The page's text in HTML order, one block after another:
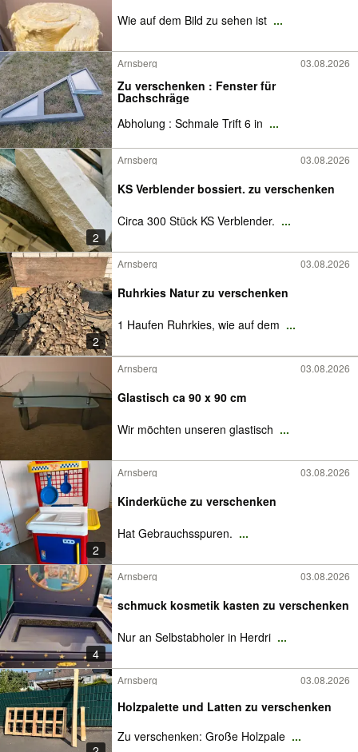
Wie auf dem Bild zu sehen ist ...
Arnsberg 03.08.2026
Zu verschenken : Fenster für
Dachschräge
Abholung : Schmale Trift 6 in ...
2
Arnsberg 03.08.2026
KS Verblender bossiert. zu verschenken
Circa 300 Stück KS Verblender. ...
2
Arnsberg 03.08.2026
Ruhrkies Natur zu verschenken
1 Haufen Ruhrkies, wie auf dem ...
Arnsberg 03.08.2026
Glastisch ca 90 x 90 cm
Wir möchten unseren glastisch ...
2
Arnsberg 03.08.2026
Kinderküche zu verschenken
Hat Gebrauchsspuren. ...
4
Arnsberg 03.08.2026
schmuck kosmetik kasten zu verschenken
Nur an Selbstabholer in Herdri ...
Arnsberg 03.08.2026
Holzpalette und Latten zu verschenken
Zu verschenken: Große Holzpale ...